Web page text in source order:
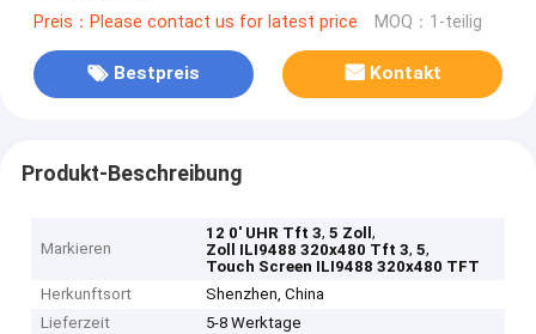
Preis：Please contact us for latest price MOQ：1-teilig
Bestpreis Kontakt
Produkt-Beschreibung
Markieren
12 0' UHR Tft 3,5 Zoll,
Zoll ILI9488 320x480 Tft 3,5,
Touch Screen ILI9488 320x480 TFT
Herkunftsort
Shenzhen, China
Lieferzeit
5-8 Werktage